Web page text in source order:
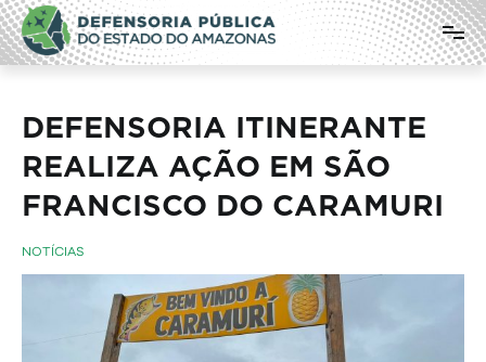
Pular
para
o
conteúdo
Defensoria Pública do Estado do
Amazonas
DEFENSORIA ITINERANTE
REALIZA AÇÃO EM SÃO
FRANCISCO DO CARAMURI
NOTÍCIAS